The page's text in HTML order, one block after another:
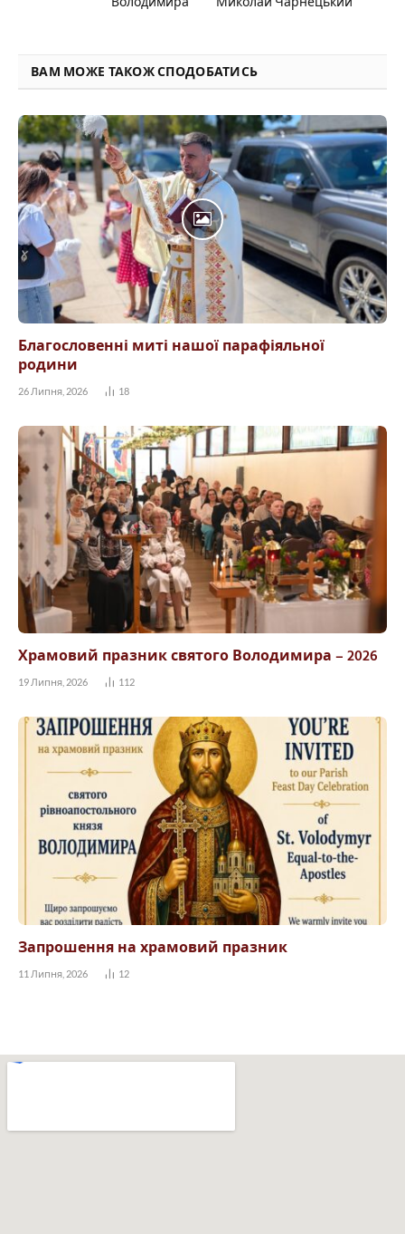
ВАМ МОЖЕ ТАКОЖ СПОДОБАТИСЬ
Благословенні миті нашої парафіяльної
родини
26 Липня, 2026 18
Храмовий празник святого Володимира – 2026
19 Липня, 2026 112
Запрошення на храмовий празник
11 Липня, 2026 12